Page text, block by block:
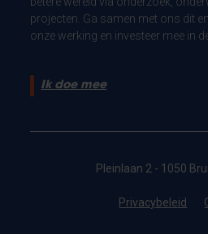
projecten. Ga samen met ons dit
onze werking en investeer mee in
Ik doe mee
Pleinlaan 2 - 1050
Privacybeleid